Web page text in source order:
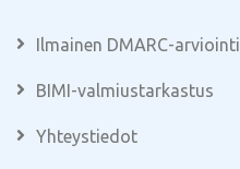
Ilmainen DMARC-arviointi
BIMI-valmiustarkastus
Yhteystiedot